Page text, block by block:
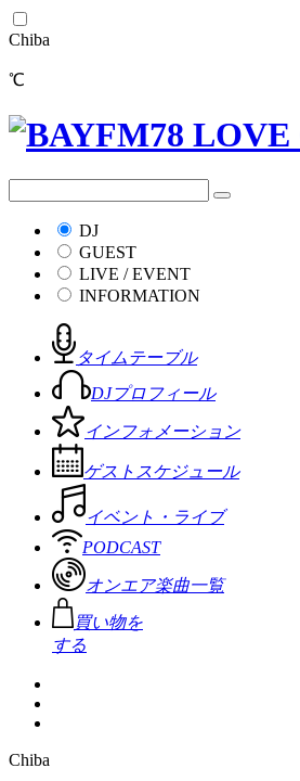
Chiba
℃
DJ
GUEST
LIVE / EVENT
INFORMATION
タイムテーブル
DJプロフィール
インフォメーション
ゲストスケジュール
イベント・ライブ
PODCAST
オンエア楽曲一覧
買い物を
する
Chiba